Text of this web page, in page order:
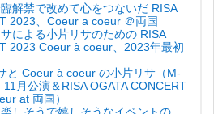
解禁で改めて心をつないだ RISA
2023、Coeur a coeur ＠両国
による小片リサのための RISA
2023 Coeur à coeur、2023年最初
と Coeur à coeur の小片リサ（M-
月公演＆RISA OGATA CONCERT
at 両国）
しそうで嬉しそうなイベントの